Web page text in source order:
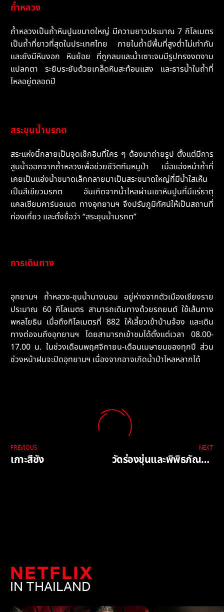
ถ้ำหลวง
ถ้ำหลวงเป็นถ้ำหินปูนขนาดใหญ่ มีความยาวประมาณ 7 กิโลเมตร
เป็นถ้ำที่ยาวที่สุดในประเทศไทย ภายในถ้ำมีพื้นที่สูงต่ำไม่เท่ากัน
และยังมีหินงอก หินย้อย ที่ถูกลมและน้ำเซาะจนมีรูปทรงงดงาม
แปลกตา ระยิบระยับด้วยเกล็ดหินสะท้อนแสง และธารน้ำในถ้ำที่
ไหลอยู่ตลอดปี
สระขุนน้ำมรกต
สระแห่งนี้กลายเป็นจุดเช็กอินที่ใคร ๆ ต้องมาถ่ายรูป ตั้งแต่มีการ
สูบน้ำออกจากถ้ำหลวงเพื่อช่วยชีวิตทีมหมูป่า เมื่อแอ่งหน้าถ้ำที่
เคยเป็นแอ่งน้ำขนาดเล็กกลายมาเป็นสระขนาดใหญ่ที่มีน้ำใสเห็น
เป็นสีเขียวมรกต อันเกิดจากน้ำไหลผ่านเขาหินปูนที่มีแร่ธาตุ
แคลเซียมคาร์บอเนต ทางอุทยานฯ จึงปรับภูมิทัศน์ให้เป็นสถานที่
ท่องเที่ยว และตั้งชื่อว่า “สระขุนน้ำมรกต”
การเดินทาง
อุทยานฯ ถ้ำหลวง-ขุนน้ำนางนอน อยู่ห่างจากตัวเมืองเชียงราย
ประมาณ 60 กิโลเมตร สามารถเดินทางด้วยรถยนต์ ใช้เส้นทาง
พหลโยธิน เมื่อถึงกิโลเมตรที่ 882 ให้เลี้ยวเข้าบ้านจ้อง และเดิน
ทางต่อจนถึงอุทยานฯ โดยสามารถเข้าชมได้ตั้งแต่เวลา 08.00-
17.00 น. ในช่วงเดือนพฤศจิกายน-เดือนเมษายนของทุกปี ส่วน
ช่วงหน้าฝนจะปิดอุทยานฯ เนื่องจากอาจเกิดน้ำป่าไหลหลากได้
PREVIOUS
เกาะสีชัง
NEXT
วัดร่องขุ่นและพิพิธภัณฑ์บ้านดำ
NETFLIX
IN THAILAND